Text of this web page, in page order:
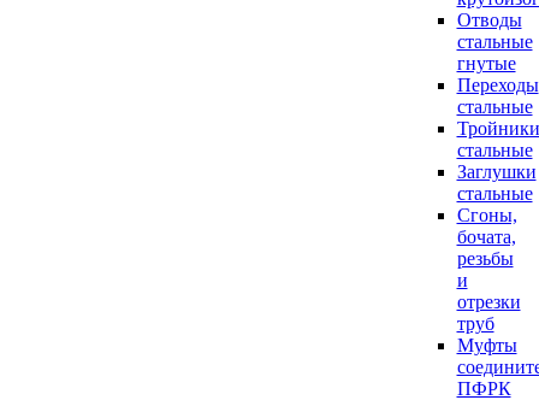
Отводы
стальные
гнутые
Переходы
стальные
Тройники
стальные
Заглушки
стальные
Сгоны,
бочата,
резьбы
и
отрезки
труб
Муфты
ПФРК